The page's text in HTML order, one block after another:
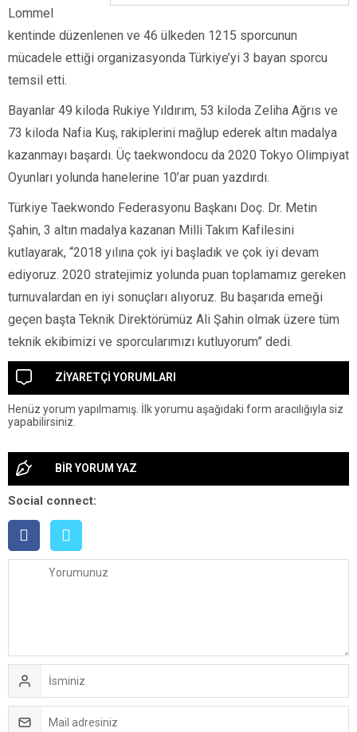
Lommel
kentinde düzenlenen ve 46 ülkeden 1215 sporcunun
mücadele ettiği organizasyonda Türkiye’yi 3 bayan sporcu
temsil etti.
Bayanlar 49 kiloda Rukiye Yıldırım, 53 kiloda Zeliha Ağrıs ve
73 kiloda Nafia Kuş, rakiplerini mağlup ederek altın madalya
kazanmayı başardı. Üç taekwondocu da 2020 Tokyo Olimpiyat
Oyunları yolunda hanelerine 10’ar puan yazdırdı.
Türkiye Taekwondo Federasyonu Başkanı Doç. Dr. Metin
Şahin, 3 altın madalya kazanan Milli Takım Kafilesini
kutlayarak, “2018 yılına çok iyi başladık ve çok iyi devam
ediyoruz. 2020 stratejimiz yolunda puan toplamamız gereken
turnuvalardan en iyi sonuçları alıyoruz. Bu başarıda emeği
geçen başta Teknik Direktörümüz Ali Şahin olmak üzere tüm
teknik ekibimizi ve sporcularımızı kutluyorum” dedi.
ZİYARETÇİ YORUMLARI
Henüz yorum yapılmamış. İlk yorumu aşağıdaki form aracılığıyla siz
yapabilirsiniz.
BİR YORUM YAZ
Social connect: